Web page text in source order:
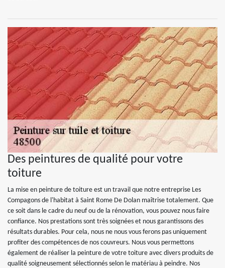
Des peintures de qualité pour votre
toiture
La mise en peinture de toiture est un travail que notre entreprise Les
Compagons de l'habitat à Saint Rome De Dolan maîtrise totalement. Que
ce soit dans le cadre du neuf ou de la rénovation, vous pouvez nous faire
confiance. Nos prestations sont très soignées et nous garantissons des
résultats durables. Pour cela, nous ne nous vous ferons pas uniquement
profiter des compétences de nos couvreurs. Nous vous permettons
également de réaliser la peinture de votre toiture avec divers produits de
qualité soigneusement sélectionnés selon le matériau à peindre. Nos